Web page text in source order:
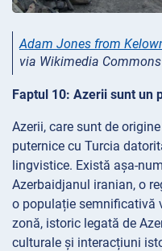
Adam Jones from
via Wikimedia Commons
Faptul 10: Azerii sunt un
Azerii, care sunt de
puternice cu Turcia
lingvistice. Există așa-
Azerbaidjanul iranian, o
o populație semnificativă
zonă, istoric legată de
culturale și interacțiuni